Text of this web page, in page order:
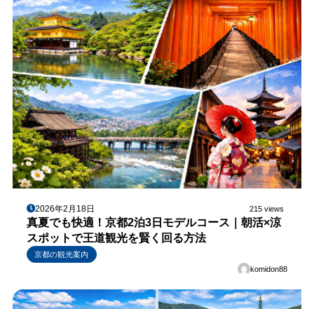
2026年2月18日 215 views
真夏でも快適！京都2泊3日モデルコース｜朝活×涼
スポットで王道観光を賢く回る方法
京都の観光案内
komidon88